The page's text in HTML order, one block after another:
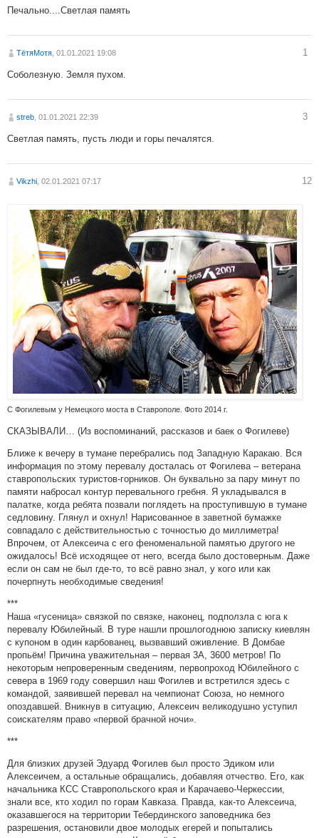
Печально....Светлая память
ТётяМотя , 01.01.2021 19:08 1
Соболезную. Земля пухом.
streb , 01.01.2021 22:39 3
Светлая память, пусть люди и горы печалятся.
Vikzhi , 02.01.2021 07:17 12
С Фогилевым у Немецкого моста в Ставрополе. Фото 2014 г.
СКАЗЫВАЛИ… (Из воспоминаний, рассказов и баек о Фогилеве)
Ближе к вечеру в тумане перебрались под Западную Каракаю. Вся
информация по этому перевалу досталась от Фогилева – ветерана
ставропольских туристов-горников. Он буквально за пару минут по
памяти набросал контур перевального гребня. Я укладывался в
палатке, когда ребята позвали поглядеть на проступившую в тумане
седловину. Глянул и охнул! Нарисованное в заветной бумажке
совпадало с действительностью с точностью до миллиметра!
Впрочем, от Алексеича с его феноменальной памятью другого не
ожидалось! Всё исходящее от него, всегда было достоверным. Даже
если он сам не был где-то, то всё равно знал, у кого или как
почерпнуть необходимые сведения!
***
Наша «гусеница» связкой по связке, наконец, подползла с юга к
перевалу Юбилейный. В туре нашли прошлогоднюю записку киевлян
с купоном в один карбованец, вызвавший оживление. В Домбае
пропьём! Причина уважительная – первая 3А, 3600 метров! По
некоторым непроверенным сведениям, первопроход Юбилейного с
севера в 1969 году совершил наш Фогилев и встретился здесь с
командой, заявившей перевал на чемпионат Союза, но немного
опоздавшей. Вникнув в ситуацию, Алексеич великодушно уступил
соискателям право «первой брачной ночи».
***
Для близких друзей Эдуард Фогилев был просто Эдиком или
Алексеичем, а остальные обращались, добавляя отчество. Его, как
начальника КСС Ставропольского края и Карачаево-Черкессии,
знали все, кто ходил по горам Кавказа. Правда, как-то Алексеича,
оказавшегося на территории Тебердинского заповедника без
разрешения, остановили двое молодых егерей и попытались